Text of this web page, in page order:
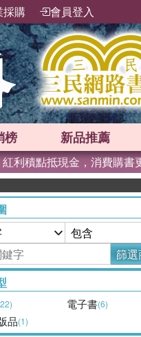
採購 會員登入
榜 新品推薦
紅利積點抵現金，消費購書
篩
電子書(6)
品(1)